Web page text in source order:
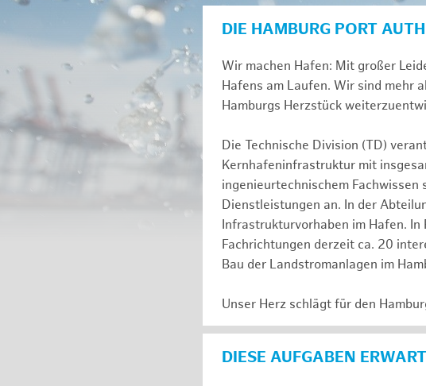
DIE HAMBURG PORT
Wir machen Hafen: Mit großer
Hafens am Laufen. Wir sind mehr
Hamburgs Herzstück
Die Technische Division (TD)
Kernhafeninfrastruktur mit
ingenieurtechnischem
Dienstleistungen an. In der
Infrastrukturvorhaben im Hafen.
Fachrichtungen derzeit ca. 20
Bau der Landstromanlagen im
Unser Herz schlägt für den
DIESE AUFGABEN